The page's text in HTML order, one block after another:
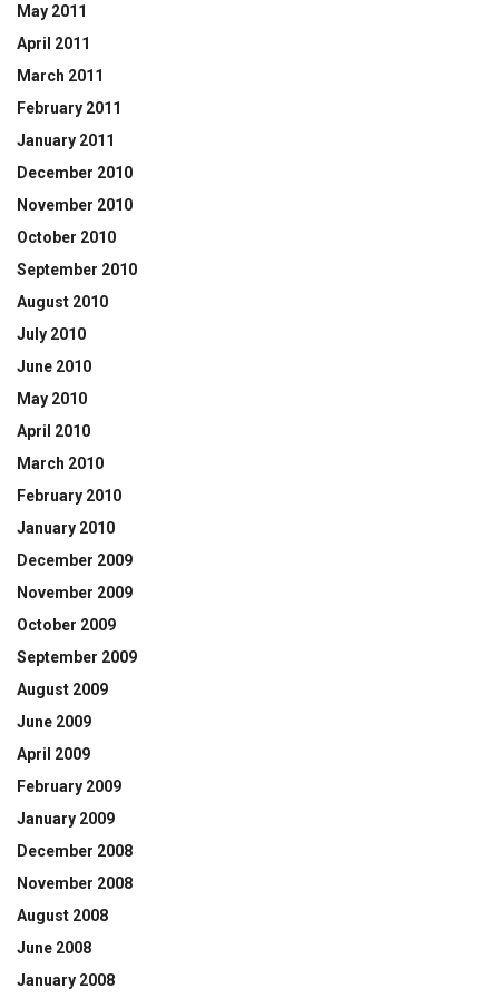
May 2011
April 2011
March 2011
February 2011
January 2011
December 2010
November 2010
October 2010
September 2010
August 2010
July 2010
June 2010
May 2010
April 2010
March 2010
February 2010
January 2010
December 2009
November 2009
October 2009
September 2009
August 2009
June 2009
April 2009
February 2009
January 2009
December 2008
November 2008
August 2008
June 2008
January 2008